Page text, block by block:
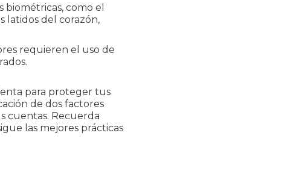
biométricas, como el
latidos del corazón,
requieren el uso de
para proteger tus
de dos factores
cuentas. Recuerda
las mejores prácticas